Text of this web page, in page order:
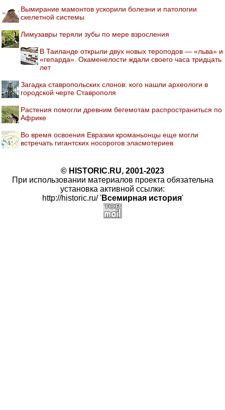
Вымирание мамонтов ускорили болезни и патологии
скелетной системы
Лимузавры теряли зубы по мере взросления
В Таиланде открыли двух новых тероподов — «льва» и
«гепарда». Окаменелости ждали своего часа тридцать
лет
Загадка ставропольских слонов: кого нашли археологи в
городской черте Ставрополя
Растения помогли древним бегемотам распространиться по
Африке
Во время освоения Евразии кроманьонцы еще могли
встречать гигантских носорогов эласмотериев
© HISTORIC.RU, 2001-2023
При использовании материалов проекта обязательна
установка активной ссылки:
http://historic.ru/ 'Всемирная история'